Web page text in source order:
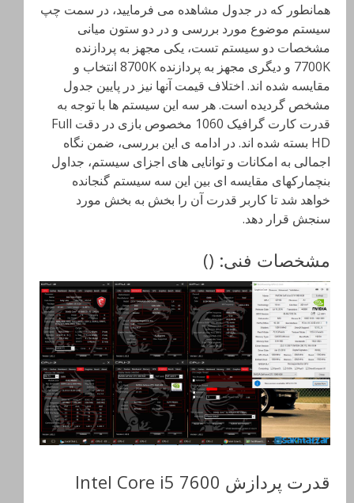
همانطور که در جدول مشاهده می فرمایید، در سمت چپ
سیستم موضوع مورد بررسی و در دو ستون میانی
مشخصات دو سیستم تست، یکی مجهز به پردازنده
7700K و دیگری مجهز به پردازنده 8700K انتخاب و
مقایسه شده اند. اختلاف قیمت آنها نیز در پایین جدول
مشخص گردیده است. هر سه این سیستم ها با توجه به
قدرت کارت گرافیک 1060 مخصوص بازی در دقت Full
HD بسته شده اند. در ادامه ی این بررسی، ضمن نگاه
اجمالی به امکانات و توانایی های اجزای سیستم، جداول
بنچمارکهای مقایسه ای بین این سه سیستم گنجانده
خواهد شد تا کاربر قدرت آن را بخش به بخش مورد
سنجش قرار دهد.
مشخصات فنی: ()
قدرت پردازش Intel Core i5 7600